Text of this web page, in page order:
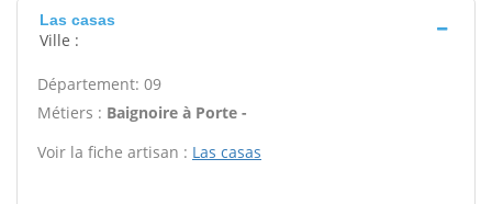
Las casas
Ville :
Département: 09
Métiers : Baignoire à Porte -
Voir la fiche artisan : Las casas